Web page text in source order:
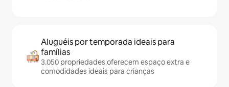
Aluguéis por temporada ideais para
famílias
3.050 propriedades oferecem espaço extra e
comodidades ideais para crianças